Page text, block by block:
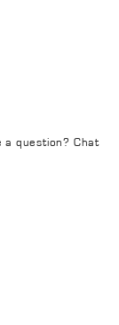
a question? Chat